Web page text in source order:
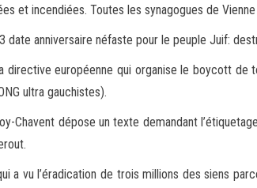
et incendiées. Toutes les synagogues de
date anniversaire néfaste pour le peuple Juif:
directive européenne qui organise le boycott
ultra gauchistes).
Chavent dépose un texte demandant
a vu l’éradication de trois millions des siens